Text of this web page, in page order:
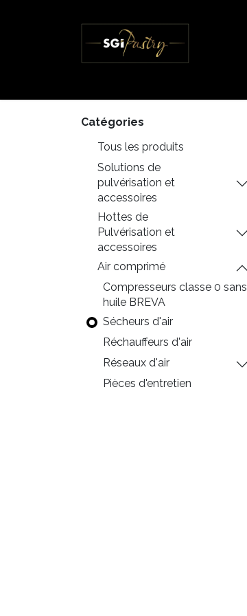
Catégories
Tous les produits
Solutions de
pulvérisation et
accessoires
Hottes de
Pulvérisation et
accessoires
Air comprimé
Compresseurs classe 0 sans
huile BREVA
Sécheurs d'air
Réchauffeurs d'air
Réseaux d'air
Pièces d'entretien